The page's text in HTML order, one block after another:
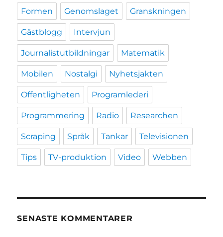
Formen Genomslaget Granskningen
Gästblogg Intervjun
Journalistutbildningar Matematik
Mobilen Nostalgi Nyhetsjakten
Offentligheten Programlederi
Programmering Radio Researchen
Scraping Språk Tankar Televisionen
Tips TV-produktion Video Webben
SENASTE KOMMENTARER